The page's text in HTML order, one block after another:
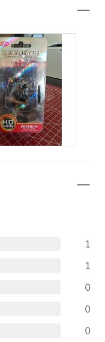
1
1
0
0
0